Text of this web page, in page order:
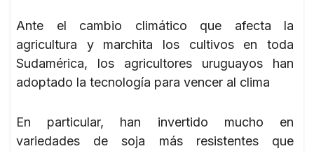
Ante el cambio climático que afecta la
agricultura y marchita los cultivos en toda
Sudamérica, los agricultores uruguayos han
adoptado la tecnología para vencer al clima
En particular, han invertido mucho en
variedades de soja más resistentes que